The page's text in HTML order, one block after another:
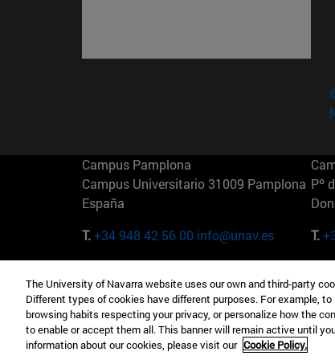
Campus Pamplona
Campus Universitario 31009 Pamplona
España
T.+34 948 42 56 00 info@unav.es
Pº
T.
Camino del Cerro Águila 3 28023
Madrid España
T.+34 912 11 30 00
T.
The University of Navarra website uses our own and third-party
Different types of cookies have different purposes. For example,
browsing habits respecting your privacy, or personalize how the
to enable or accept them all. This banner will remain active until
information about our cookies, please visit our Cookie Policy.